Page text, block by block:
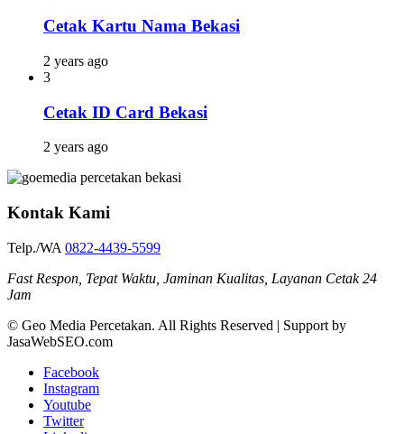
Cetak Kartu Nama Bekasi
2 years ago
3
Cetak ID Card Bekasi
2 years ago
Kontak Kami
Telp./WA 0822-4439-5599
Fast Respon, Tepat Waktu, Jaminan Kualitas, Layanan Cetak 24
Jam
© Geo Media Percetakan. All Rights Reserved | Support by
JasaWebSEO.com
Facebook
Instagram
Youtube
Twitter